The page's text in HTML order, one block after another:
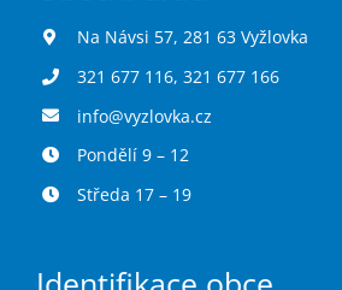
Na Návsi 57, 281 63 Vyžlovka
321 677 116, 321 677 166
info@vyzlovka.cz
Pondělí 9 – 12
Středa 17 – 19